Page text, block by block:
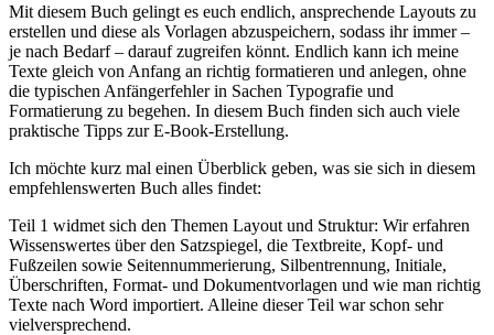
Mit diesem Buch gelingt es euch endlich, ansprechende Layouts zu
erstellen und diese als Vorlagen abzuspeichern, sodass ihr immer –
je nach Bedarf – darauf zugreifen könnt. Endlich kann ich meine
Texte gleich von Anfang an richtig formatieren und anlegen, ohne
die typischen Anfängerfehler in Sachen Typografie und
Formatierung zu begehen. In diesem Buch finden sich auch viele
praktische Tipps zur E-Book-Erstellung.
Ich möchte kurz mal einen Überblick geben, was sie sich in diesem
empfehlenswerten Buch alles findet:
Teil 1 widmet sich den Themen Layout und Struktur: Wir erfahren
Wissenswertes über den Satzspiegel, die Textbreite, Kopf- und
Fußzeilen sowie Seitennummerierung, Silbentrennung, Initiale,
Überschriften, Format- und Dokumentvorlagen und wie man richtig
Texte nach Word importiert. Alleine dieser Teil war schon sehr
vielversprechend.